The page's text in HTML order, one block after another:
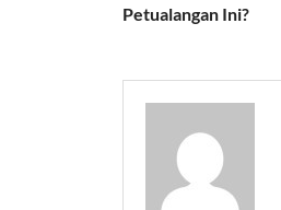
Petualangan Ini?